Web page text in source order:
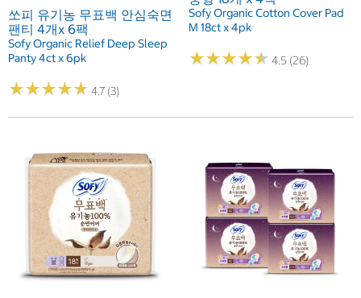
쏘피 유기농 무표백 안심숙면
팬티 4개x 6팩
Sofy Organic Relief Deep Sleep
Panty 4ct x 6pk
★★★★★
★★★★★ 4.7 (3)
Sofy Organic Cotton Cover Pad
M 18ct x 4pk
★★★★★
★★★★★ 4.5 (26)